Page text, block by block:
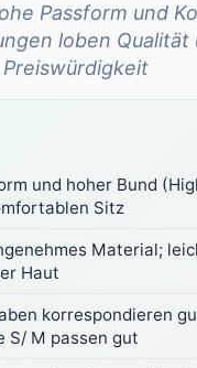
Passform und
loben Qualität
Preiswürdigkeit
und hoher Bund
Sitz
Material;
Haut
korrespondieren
S/ M passen gut